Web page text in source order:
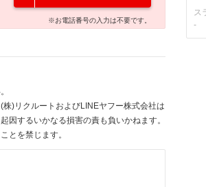
※お電話番号の入力は不要です。
)リクルートおよびLINEヤフー株式会社は
因するいかなる損害の責も負いかねます。
とを禁じます。
ス
-